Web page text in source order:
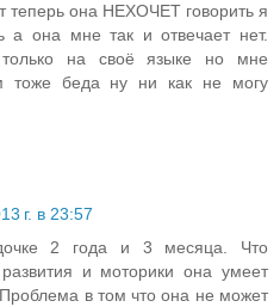
теперь она НЕХОЧЕТ говорить я
а она мне так и отвечает нет.
на своё языке но мне
тоже беда ну ни как не могу
г. в 23:57
2 года и 3 месяца. Что
развития и моторики она умеет
в том что она не может